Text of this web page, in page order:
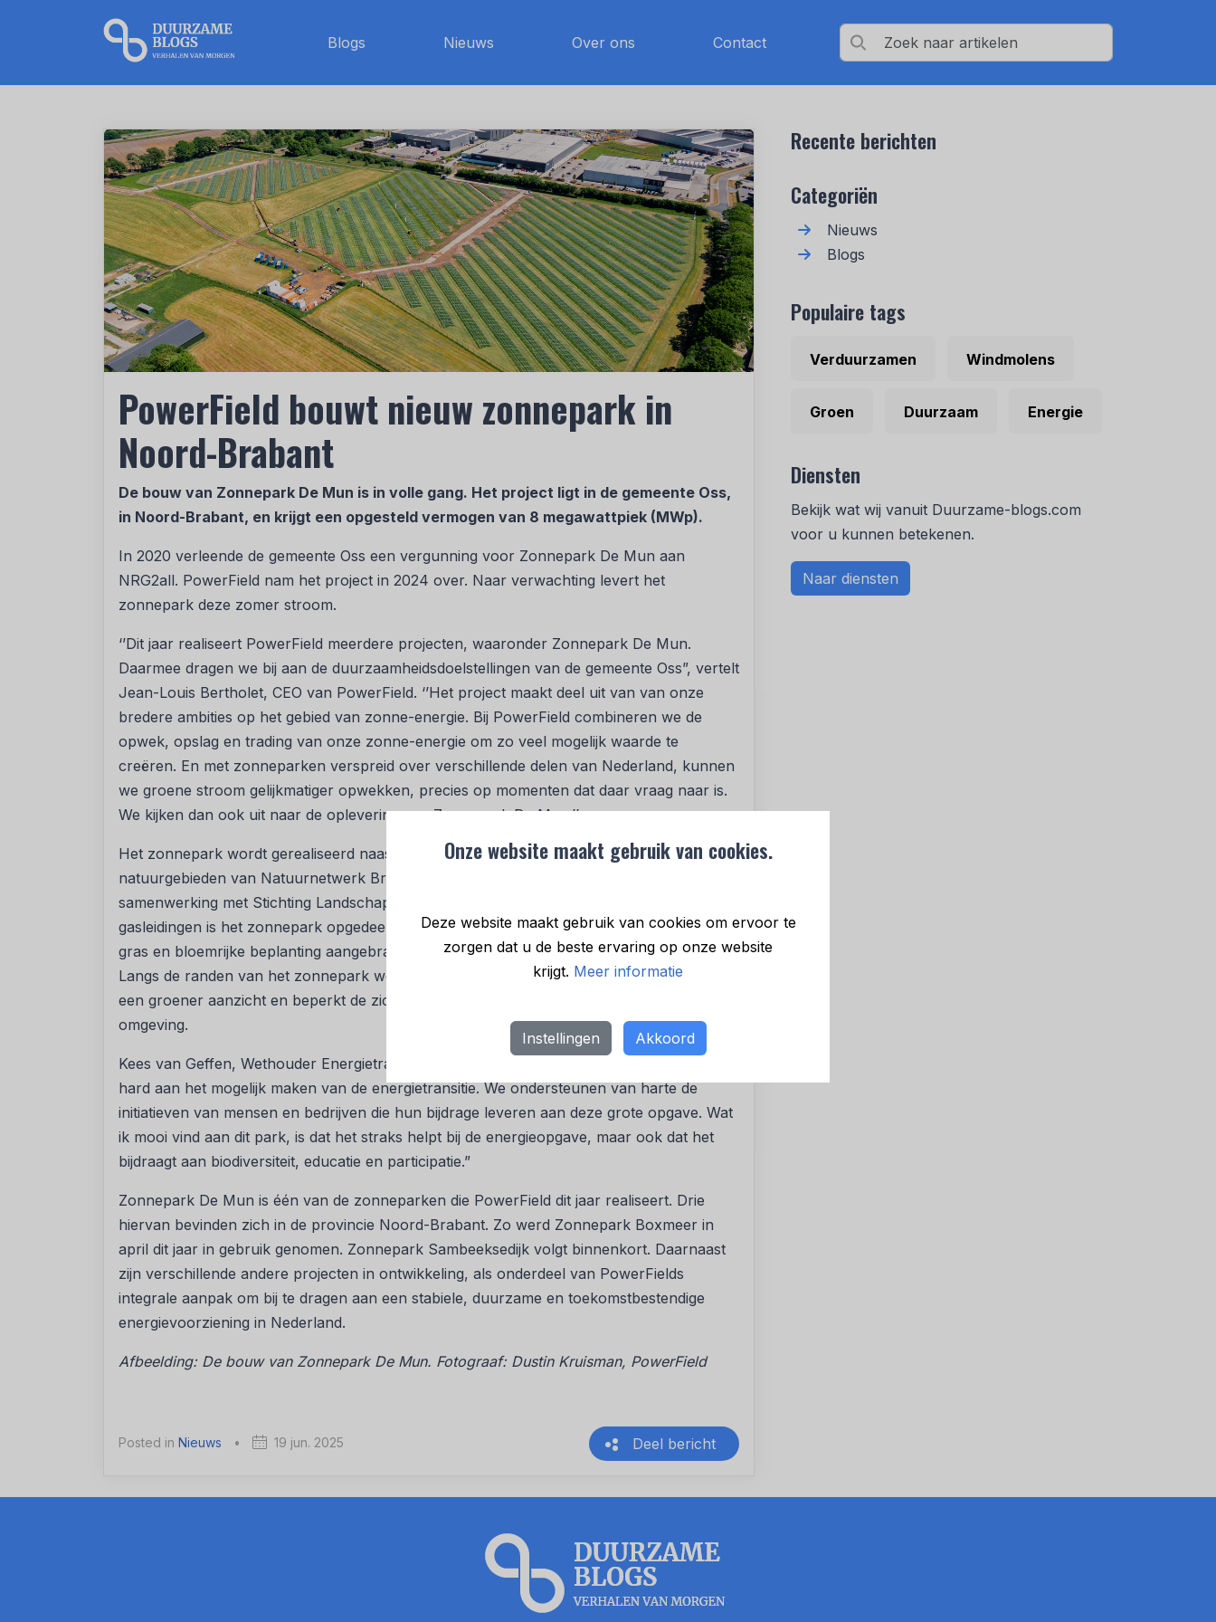
Onze website maakt gebruik van cookies.
Deze website maakt gebruik van cookies om ervoor te
zorgen dat u de beste ervaring op onze website
krijgt. Meer informatie
Instellingen Akkoord
Blogs Nieuws Over ons Contact
PowerField bouwt nieuw zonnepark in
Noord-Brabant
De bouw van Zonnepark De Mun is in volle gang. Het project ligt in de gemeente Oss,
in Noord-Brabant, en krijgt een opgesteld vermogen van 8 megawattpiek (MWp).
In 2020 verleende de gemeente Oss een vergunning voor Zonnepark De Mun aan
NRG2all. PowerField nam het project in 2024 over. Naar verwachting levert het
zonnepark deze zomer stroom.
‘’Dit jaar realiseert PowerField meerdere projecten, waaronder Zonnepark De Mun.
Daarmee dragen we bij aan de duurzaamheidsdoelstellingen van de gemeente Oss”, vertelt
Jean-Louis Bertholet, CEO van PowerField. ‘’Het project maakt deel uit van van onze
bredere ambities op het gebied van zonne-energie. Bij PowerField combineren we de
opwek, opslag en trading van onze zonne-energie om zo veel mogelijk waarde te
creëren. En met zonneparken verspreid over verschillende delen van Nederland, kunnen
we groene stroom gelijkmatiger opwekken, precies op momenten dat daar vraag naar is.
We kijken dan ook uit naar de oplevering van Zonnepark De Mun.’’
Het zonnepark wordt gerealiseerd naast een bedrijventerrein en tussen twee
natuurgebieden van Natuurnetwerk Brabant. De landschappelijke inpassing is opgesteld in
samenwerking met Stichting Landschapsbeheer Oss. Vanwege de aanwezigheid van
gasleidingen is het zonnepark opgedeeld in twee delen. Tussen de zonnepanelen wordt
gras en bloemrijke beplanting aangebracht, wat positief bijdraagt aan de biodiversiteit.
Langs de randen van het zonnepark worden bomen en struiken geplant. Dit zorgt voor
een groener aanzicht en beperkt de zichtbaarheid van het zonnepark vanuit de
omgeving.
Kees van Geffen, Wethouder Energietransitie van de gemeente Oss: “Gemeente Oss werkt
hard aan het mogelijk maken van de energietransitie. We ondersteunen van harte de
initiatieven van mensen en bedrijven die hun bijdrage leveren aan deze grote opgave. Wat
ik mooi vind aan dit park, is dat het straks helpt bij de energieopgave, maar ook dat het
bijdraagt aan biodiversiteit, educatie en participatie.”
Zonnepark De Mun is één van de zonneparken die PowerField dit jaar realiseert. Drie
hiervan bevinden zich in de provincie Noord-Brabant. Zo werd Zonnepark Boxmeer in
april dit jaar in gebruik genomen. Zonnepark Sambeeksedijk volgt binnenkort. Daarnaast
zijn verschillende andere projecten in ontwikkeling, als onderdeel van PowerFields
integrale aanpak om bij te dragen aan een stabiele, duurzame en toekomstbestendige
energievoorziening in Nederland.
Afbeelding: De bouw van Zonnepark De Mun. Fotograaf: Dustin Kruisman, PowerField
Posted in Nieuws • 19 jun. 2025 Deel bericht
Recente berichten
Categoriën
Nieuws
Blogs
Populaire tags
Verduurzamen Windmolens
Groen Duurzaam Energie
Diensten
Bekijk wat wij vanuit Duurzame-blogs.com
voor u kunnen betekenen.
Naar diensten